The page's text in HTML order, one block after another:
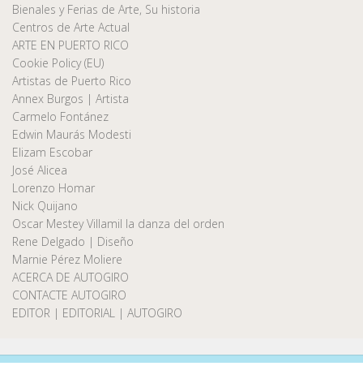
Bienales y Ferias de Arte, Su historia
Centros de Arte Actual
ARTE EN PUERTO RICO
Cookie Policy (EU)
Artistas de Puerto Rico
Annex Burgos | Artista
Carmelo Fontánez
Edwin Maurás Modesti
Elizam Escobar
José Alicea
Lorenzo Homar
Nick Quijano
Oscar Mestey Villamil la danza del orden
Rene Delgado | Diseño
Marnie Pérez Moliere
ACERCA DE AUTOGIRO
CONTACTE AUTOGIRO
EDITOR | EDITORIAL | AUTOGIRO